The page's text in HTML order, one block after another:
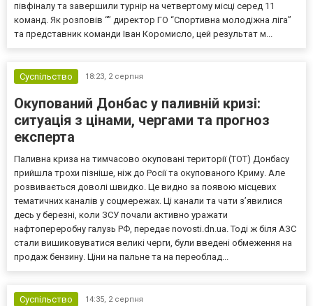
півфіналу та завершили турнір на четвертому місці серед 11
команд. Як розповів “” директор ГО “Спортивна молодіжна ліга”
та представник команди Іван Коромисло, цей результат м...
Суспільство 18:23, 2 серпня
Окупований Донбас у паливній кризі:
ситуація з цінами, чергами та прогноз
експерта
Паливна криза на тимчасово окуповані території (ТОТ) Донбасу
прийшла трохи пізніше, ніж до Росії та окупованого Криму. Але
розвивається доволі швидко. Це видно за появою місцевих
тематичних каналів у соцмережах. Ці канали та чати з’явилися
десь у березні, коли ЗСУ почали активно уражати
нафтопереробну галузь РФ, передає novosti.dn.ua. Тоді ж біля АЗС
стали вишиковуватися великі черги, були введені обмеження на
продаж бензину. Ціни на пальне та на переоблад...
Суспільство 14:35, 2 серпня